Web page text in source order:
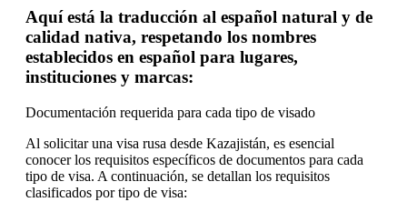
Aquí está la traducción al español natural y de
calidad nativa, respetando los nombres
establecidos en español para lugares,
instituciones y marcas:
Documentación requerida para cada tipo de visado
Al solicitar una visa rusa desde Kazajistán, es esencial
conocer los requisitos específicos de documentos para cada
tipo de visa. A continuación, se detallan los requisitos
clasificados por tipo de visa: